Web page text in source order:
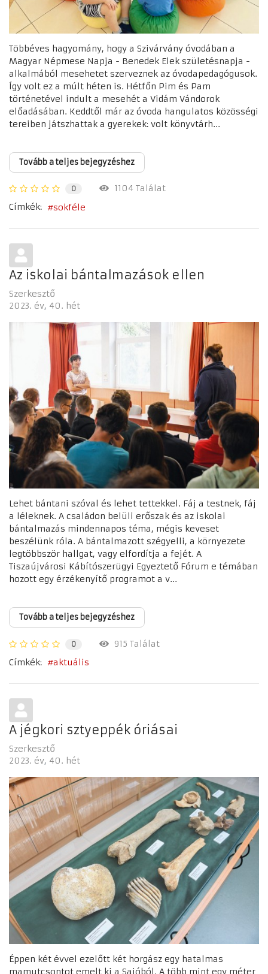
Többéves hagyomány, hogy a Szivárvány óvodában a
Magyar Népmese Napja - Benedek Elek születésnapja -
alkalmából mesehetet szerveznek az óvodapedagógusok.
Így volt ez a múlt héten is. Hétfőn Pim és Pam
történetével indult a mesehét a Vidám Vándorok
előadásában. Keddtől már az óvoda hangulatos közösségi
tereiben játszhattak a gyerekek: volt könyvtárh...
Tovább a teljes bejegyzéshez
0
1104 Találat
Címkék:
sokféle
Az iskolai bántalmazások ellen
Szerkesztő
2023. év 40. hét
Lehet bántani szóval és lehet tettekkel. Fáj a testnek, fáj
a léleknek. A családon belüli erőszak és az iskolai
bántalmazás mindennapos téma, mégis keveset
beszélünk róla. A bántalmazott szégyelli, a környezete
legtöbbször hallgat, vagy elfordítja a fejét. A
Tiszaújvárosi Kábítószerügyi Egyeztető Fórum e témában
hozott egy érzékenyítő programot a v...
Tovább a teljes bejegyzéshez
0
915 Találat
Címkék:
aktuális
A jégkori sztyeppék óriásai
Szerkesztő
2023. év 40. hét
Éppen két évvel ezelőtt két horgász egy hatalmas
mamutcsontot emelt ki a Sajóból. A több mint egy méter